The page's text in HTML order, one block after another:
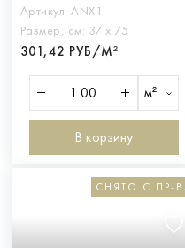
Артикул: ANX1
Размер, см: 37 х 75
301,42 РУБ/М²
м²
В корзину
СНЯТО С ПР-